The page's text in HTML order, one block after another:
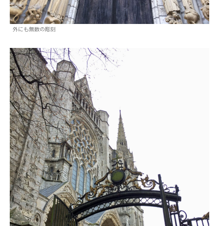
外にも無数の彫刻